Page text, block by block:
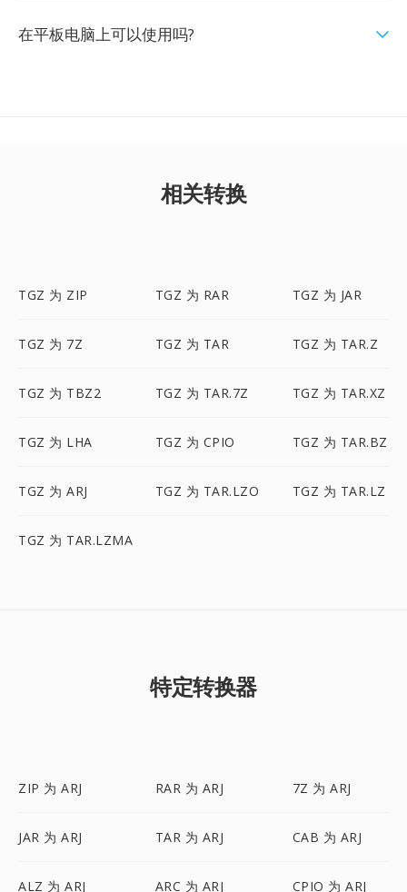
在平板电脑上可以使用吗?
相关转换
TGZ 为 ZIP TGZ 为 RAR TGZ 为 JAR
TGZ 为 7Z TGZ 为 TAR TGZ 为 TAR.Z
TGZ 为 TBZ2 TGZ 为 TAR.7Z TGZ 为 TAR.XZ
TGZ 为 LHA TGZ 为 CPIO TGZ 为 TAR.BZ
TGZ 为 ARJ TGZ 为 TAR.LZO TGZ 为 TAR.LZ
TGZ 为 TAR.LZMA
特定转换器
ZIP 为 ARJ RAR 为 ARJ 7Z 为 ARJ
JAR 为 ARJ TAR 为 ARJ CAB 为 ARJ
ALZ 为 ARJ ARC 为 ARJ CPIO 为 ARJ